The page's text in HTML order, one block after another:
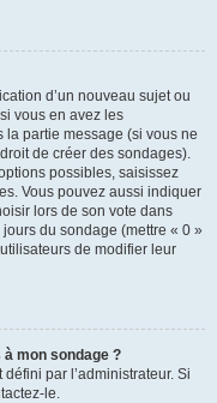
d’un nouveau sujet ou
vous en avez les
la partie message (si vous ne
de créer des sondages).
possibles, saisissez
Vous pouvez aussi indiquer
lors de son vote dans
du sondage (mettre « 0 »
de modifier leur
mon sondage ?
par l’administrateur. Si
le.